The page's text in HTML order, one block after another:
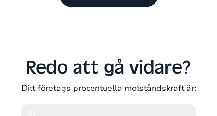
Redo att gå vidare?
Ditt företags procentuella motståndskraft är: